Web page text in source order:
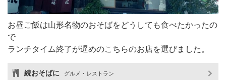
お昼ご飯は山形名物のおそばをどうしても食べたかったの
で
ランチタイム終了が遅めのこちらのお店を選びました。
続おそばに グルメ・レストラン